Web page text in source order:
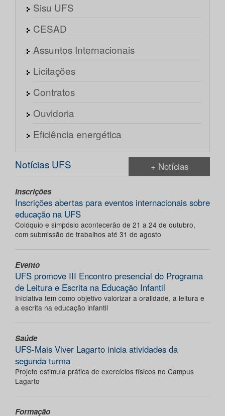
Sisu UFS
CESAD
Assuntos Internacionais
Licitações
Contratos
Ouvidoria
Eficiência energética
Notícias UFS + Notícias
Inscrições
Inscrições abertas para eventos internacionais sobre
educação na UFS
Colóquio e simpósio acontecerão de 21 a 24 de outubro,
com submissão de trabalhos até 31 de agosto
Evento
UFS promove III Encontro presencial do Programa
de Leitura e Escrita na Educação Infantil
Iniciativa tem como objetivo valorizar a oralidade, a leitura e
a escrita na educação infantil
Saúde
UFS-Mais Viver Lagarto inicia atividades da
segunda turma
Projeto estimula prática de exercícios físicos no Campus
Lagarto
Formação